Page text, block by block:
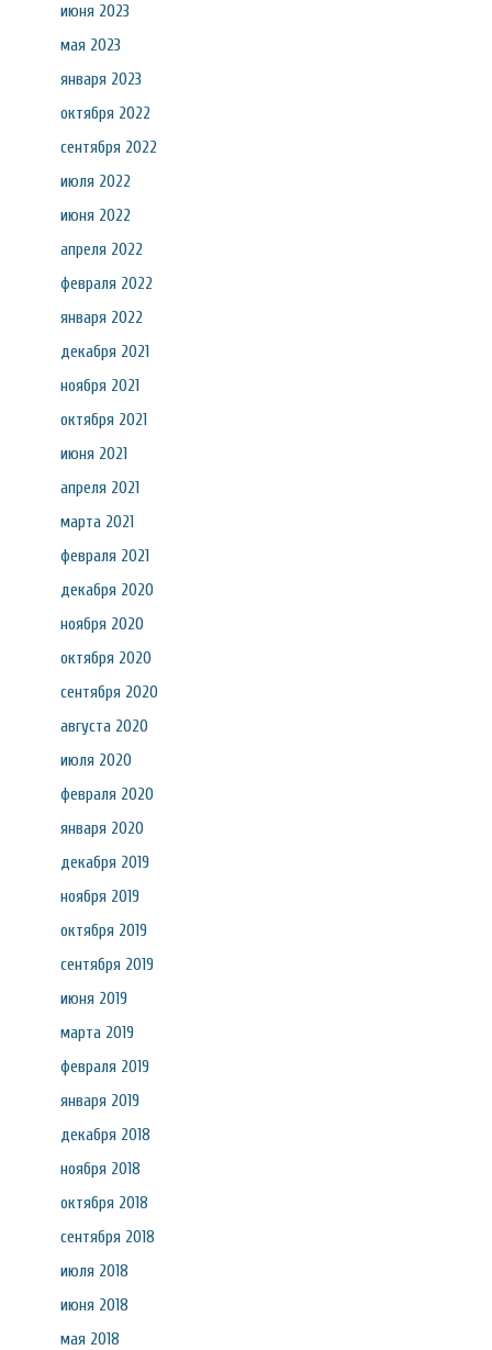
июня 2023
мая 2023
января 2023
октября 2022
сентября 2022
июля 2022
июня 2022
апреля 2022
февраля 2022
января 2022
декабря 2021
ноября 2021
октября 2021
июня 2021
апреля 2021
марта 2021
февраля 2021
декабря 2020
ноября 2020
октября 2020
сентября 2020
августа 2020
июля 2020
февраля 2020
января 2020
декабря 2019
ноября 2019
октября 2019
сентября 2019
июня 2019
марта 2019
февраля 2019
января 2019
декабря 2018
ноября 2018
октября 2018
сентября 2018
июля 2018
июня 2018
мая 2018